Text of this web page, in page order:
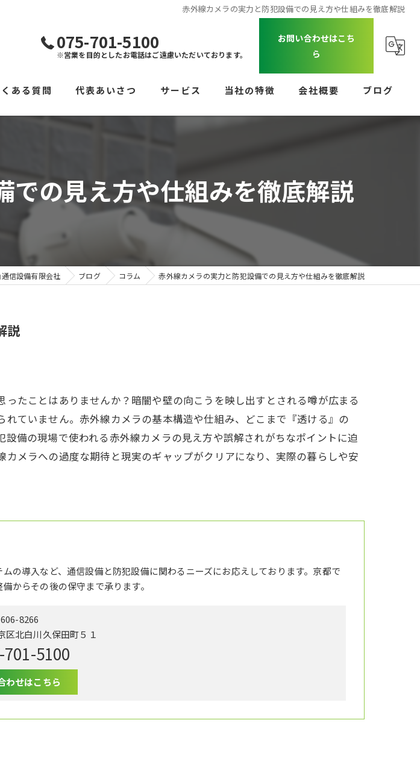
赤外線カメラの実力と防犯設備での見え方や仕組みを徹底解説
075-701-5100
※営業を目的としたお電話はご遠慮いただいております。
お問い合わせはこち
ら
ある質問 代表あいさつ サービス 当社の特徴
UTM
ビジネスフォン
配線工事
会社概要 ブログ
での見え方や仕組みを徹底解説
信設備有限会社 ブログ コラム 赤外線カメラの実力と防犯設備での見え方や仕組みを徹底解説
説
たことはありませんか？暗闇や壁の向こうを映し出すとされる噂が広まる
ていません。赤外線カメラの基本構造や仕組み、どこまで『透ける』の
備の現場で使われる赤外線カメラの見え方や誤解されがちなポイントに迫
メラへの過度な期待と現実のギャップがクリアになり、実際の暮らしや安
の導入など、通信設備と防犯設備に関わるニーズにお応えしております。京都で
からその後の保守まで承ります。
8266
区北白川久保田町５１
701-5100
わせはこちら